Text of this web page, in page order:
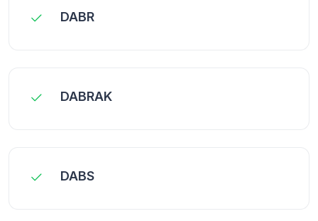
DABR
DABRAK
DABS